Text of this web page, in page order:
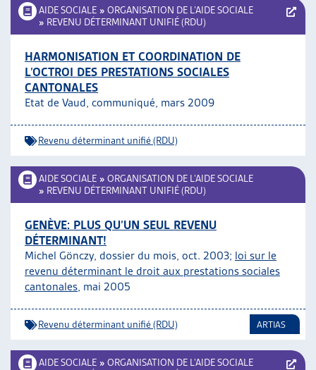
RESSOURCES
THÉMATIQUES
AUTRES
ARTIAS
L’ASSOCIATION
PROJETS ET ACTIVITÉS
JOURNÉES D’AUTOMNE
AIDE SOCIALE » ORGANISATION DE L’AIDE SOCIALE
» REVENU DÉTERMINANT UNIFIÉ (RDU)
HARMONISATION ET COORDINATION DE
L’OCTROI DES PRESTATIONS SOCIALES
CANTONALES
Etat de Vaud, communiqué, mars 2009
Revenu déterminant unifié (RDU)
AIDE SOCIALE » ORGANISATION DE L’AIDE SOCIALE
» REVENU DÉTERMINANT UNIFIÉ (RDU)
GENÈVE: PLUS QU’UN SEUL REVENU
DÉTERMINANT!
Michel Gönczy, dossier du mois, oct. 2003; loi sur le
revenu déterminant le droit aux prestations sociales
cantonales, mai 2005
Revenu déterminant unifié (RDU) ARTIAS
AIDE SOCIALE » ORGANISATION DE L’AIDE SOCIALE